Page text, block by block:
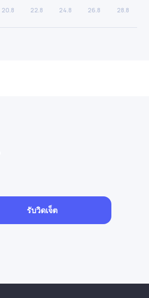
20.8 22.8 24.8 26.8 28.8
รับวิดเจ็ต